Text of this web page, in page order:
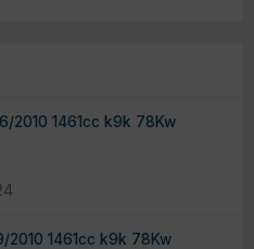
2010 1461cc k9k 78Kw
2010 1461cc k9k 78Kw